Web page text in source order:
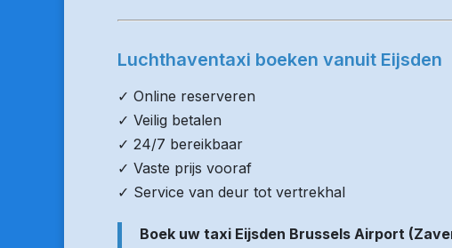
Luchthaventaxi boeken vanuit Eijsden
✓ Online reserveren
✓ Veilig betalen
✓ 24/7 bereikbaar
✓ Vaste prijs vooraf
✓ Service van deur tot vertrekhal
Boek uw taxi Eijsden Brussels Airport